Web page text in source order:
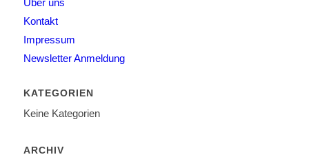
Über uns
Kontakt
Impressum
Newsletter Anmeldung
KATEGORIEN
Keine Kategorien
ARCHIV